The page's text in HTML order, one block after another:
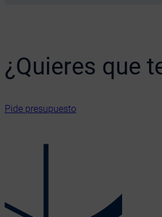
¿Quieres que
Pide presupuesto